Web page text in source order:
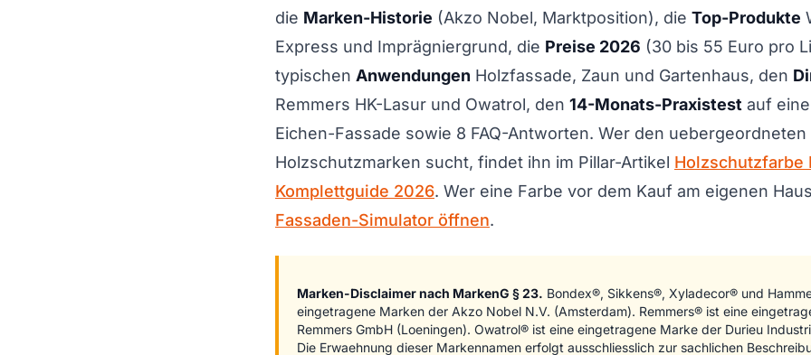
die Marken-Historie (Akzo Nobel, Marktposition), die Top-Produkte
Express und Imprägniergrund, die Preise 2026 (30 bis 55 Euro pro
typischen Anwendungen Holzfassade, Zaun und Gartenhaus, den
Remmers HK-Lasur und Owatrol, den 14-Monats-Praxistest auf
Eichen-Fassade sowie 8 FAQ-Antworten. Wer den uebergeordneten
Holzschutzmarken sucht, findet ihn im Pillar-Artikel Holzschutzfarbe
Komplettguide 2026. Wer eine Farbe vor dem Kauf am eigenen
Fassaden-Simulator öffnen.
Marken-Disclaimer nach MarkenG § 23. Bondex®, Sikkens®, Xyladecor® und
eingetragene Marken der Akzo Nobel N.V. (Amsterdam). Remmers® ist eine
Remmers GmbH (Loeningen). Owatrol® ist eine eingetragene Marke der Durieu
Die Erwaehnung dieser Markennamen erfolgt ausschliesslich zur sachlichen